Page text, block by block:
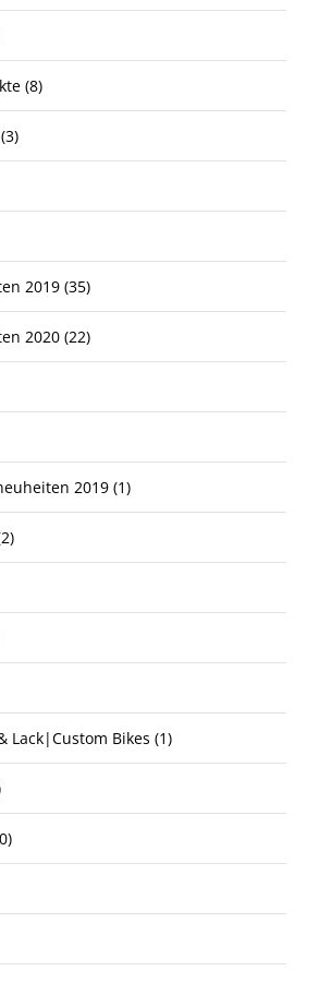
(8)
2019 (35)
2020 (22)
2019 (1)
Lack|Custom Bikes (1)